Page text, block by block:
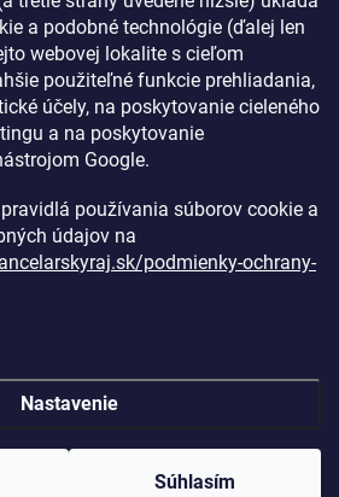
a podobné technológie (ďalej len
webovej lokalite s cieľom
použiteľné funkcie prehliadania,
účely, na poskytovanie cieleného
a na poskytovanie
Google.
používania súborov cookie a
údajov na
podmienky-ochrany-
Nastavenie
Súhlasím
raj. Všetky práva vyhradené.Upraviť